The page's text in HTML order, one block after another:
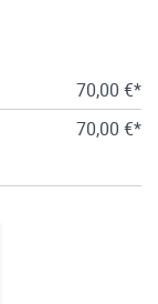
70,00 €*
70,00 €*